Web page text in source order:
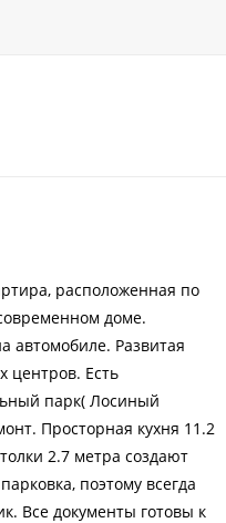
расположенная по
доме.
автомобиле. Развитая
центров. Есть
парк( Лосиный
Просторная кухня 11.2
2.7 метра создают
поэтому всегда
Все документы готовы к